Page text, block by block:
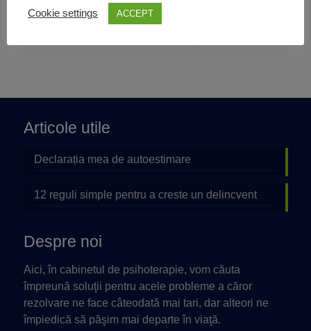
copil isi doresc si ce trebuie […]
Articole utile
Declarația mea de autoestimare
12 reguli simple pentru a creste un delincvent
Despre noi
Aici, în cabinetul de psihoterapie, vom căuta
împreună soluţii pentru acele probleme a căror
rezolvare ne face câteodată mai tari, dar alteori ne
împiedică să păşim mai departe în viaţă.
Cookie settings ACCEPT